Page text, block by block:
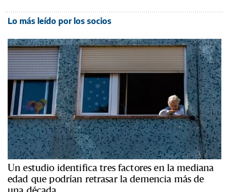
Lo más leído por los socios
Un estudio identifica tres factores en la mediana
edad que podrían retrasar la demencia más de